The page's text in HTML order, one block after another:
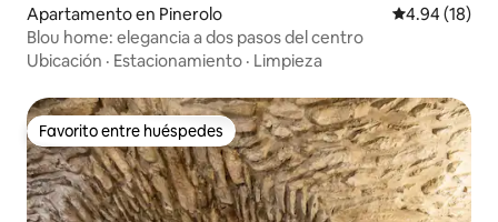
Apartamento en Pinerolo Calificación
4.94 (18)
Blou home: elegancia a dos pasos del centro
Ubicación · Estacionamiento · Limpieza
Favorito entre huéspedes
Favorito entre huéspedes